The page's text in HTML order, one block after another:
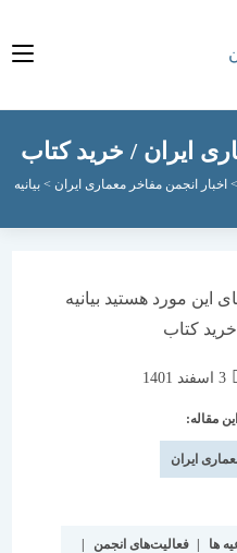
/ خرید کتاب
مفاخر معماری ایران > بیانیه انجمن
فعالیت‌های انجمن